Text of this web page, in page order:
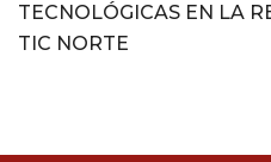
TECNOLÓGICAS EN LA
TIC NORTE